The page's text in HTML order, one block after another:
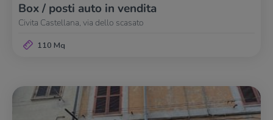
Box / posti auto in vendita
Civita Castellana, via dello scasato
110 Mq